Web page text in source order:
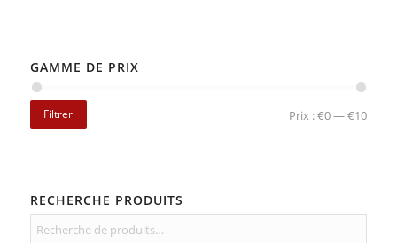
GAMME DE PRIX
Filtrer Prix :€0—€10
RECHERCHE PRODUITS